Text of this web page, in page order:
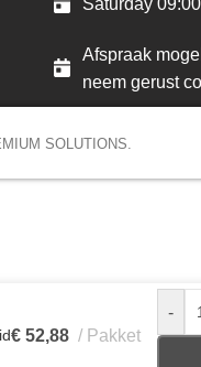
Afspraak
neem gerust
SOLUTIONS.
€ 52,88 Pakket
-